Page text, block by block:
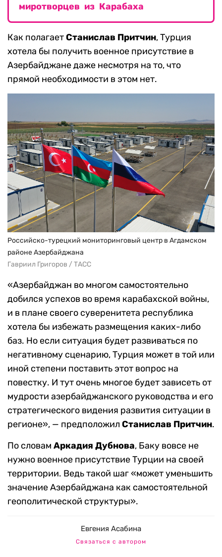
миротворцев из Карабаха
Как полагаетСтанислав Притчин, Турция
хотела бы получить военное присутствие в
Азербайджане даже несмотря на то, что
прямой необходимости в этом нет.
Российско-турецкий мониторинговый центр в Агдамском
районе Азербайджана
Гавриил Григоров / ТАСС
«Азербайджан во многом самостоятельно
добился успехов во время карабахской войны,
и в плане своего суверенитета республика
хотела бы избежать размещения каких-либо
баз. Но если ситуация будет развиваться по
негативному сценарию, Турция может в той или
иной степени поставить этот вопрос на
повестку. И тут очень многое будет зависеть от
мудрости азербайджанского руководства и его
стратегического видения развития ситуации в
регионе», — предположил Станислав Притчин.
По словам Аркадия Дубнова, Баку вовсе не
нужно военное присутствие Турции на своей
территории. Ведь такой шаг «может уменьшить
значение Азербайджана как самостоятельной
геополитической структуры».
Евгения Асабина
Связаться с автором